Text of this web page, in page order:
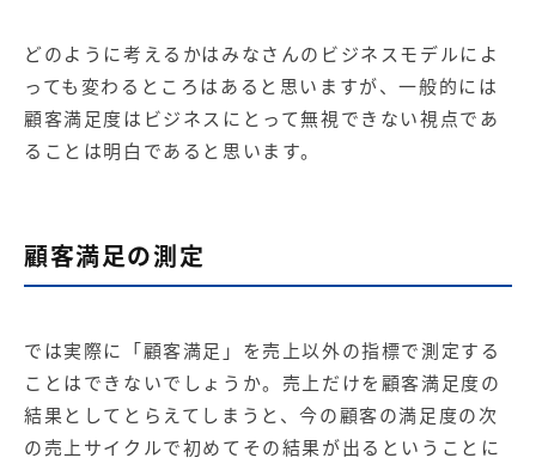
どのように考えるかはみなさんのビジネスモデルによ
っても変わるところはあると思いますが、一般的には
顧客満足度はビジネスにとって無視できない視点であ
ることは明白であると思います。
顧客満足の測定
では実際に「顧客満足」を売上以外の指標で測定する
ことはできないでしょうか。売上だけを顧客満足度の
結果としてとらえてしまうと、今の顧客の満足度の次
の売上サイクルで初めてその結果が出るということに